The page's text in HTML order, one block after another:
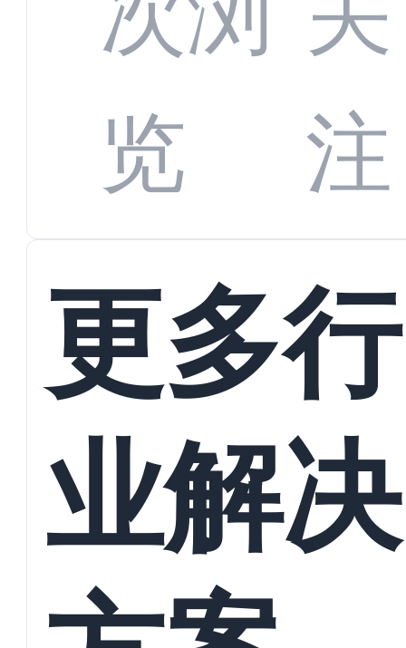
数字化
蜕变
数据对
接
览
注
更多行
业解决